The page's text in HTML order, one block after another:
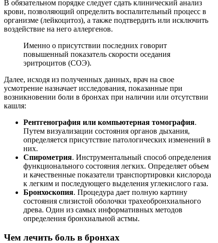
В обязательном порядке следует сдать клинический анализ
крови, позволяющий определить воспалительный процесс в
организме (лейкоцитоз), а также подтвердить или исключить
воздействие на него аллергенов.
Именно о присутствии последних говорит
повышенный показатель скорости оседания
эритроцитов (СОЭ).
Далее, исходя из полученных данных, врач на свое
усмотрение назначает исследования, показанные при
возникновении боли в бронхах при наличии или отсутствии
кашля:
Рентгенография или компьютерная томография.
Путем визуализации состояния органов дыхания,
определяется присутствие патологических изменений в
них.
Спирометрия. Инструментальный способ определения
функционального состояния легких. Определяет объем
и качественные показатели транспортировки кислорода
к легким и последующего выделения углекислого газа.
Бронхоскопия. Процедура дает полную картину
состояния слизистой оболочки трахеобронхиального
древа. Один из самых информативных методов
определения бронхиальной астмы.
Чем лечить боль в бронхах